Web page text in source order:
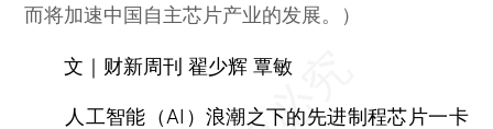
而将加速中国自主芯片产业的发展。）
文｜财新周刊 翟少辉 覃敏
人工智能（AI）浪潮之下的先进制程芯片一卡